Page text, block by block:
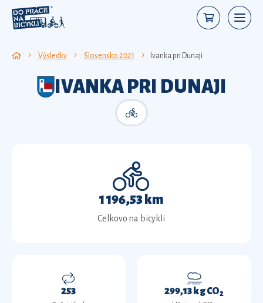
Výsledky Slovensko 2021 Ivanka pri Dunaji
IVANKA PRI DUNAJI
1 196,53 km
Celkovo na bicykli
253 299,13 kg CO2